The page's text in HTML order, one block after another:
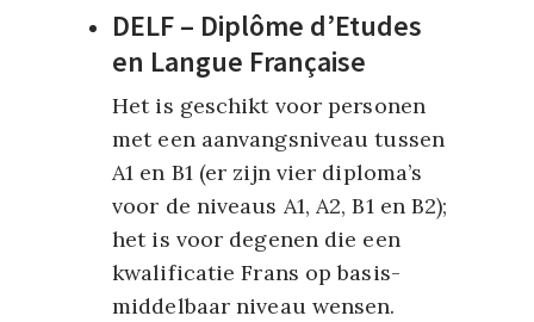
DELF – Diplôme d’Etudes
en Langue Française
Het is geschikt voor personen
met een aanvangsniveau tussen
A1 en B1 (er zijn vier diploma’s
voor de niveaus A1, A2, B1 en B2);
het is voor degenen die een
kwalificatie Frans op basis-
middelbaar niveau wensen.